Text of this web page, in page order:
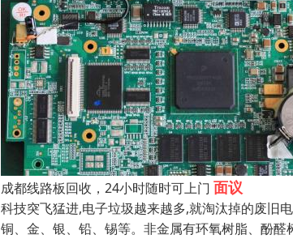
成都线路板回收，24小时随时可上门 面议
科技突飞猛进,电子垃圾越来越多,就淘汰掉的废旧
铜、金、银、铅、锡等。非金属有环氧树脂、酚